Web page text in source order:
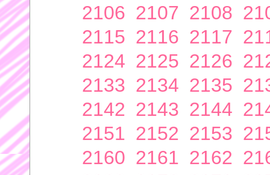
2106 2107 2108
2115 2116 2117
2124 2125 2126
2133 2134 2135
2142 2143 2144
2151 2152 2153
2160 2161 2162